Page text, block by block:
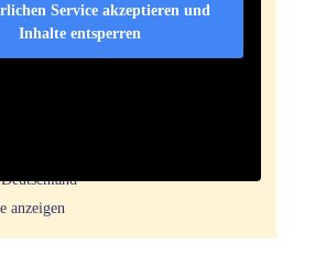
Deutschland
anzeigen
Service akzeptieren und
Inhalte entsperren